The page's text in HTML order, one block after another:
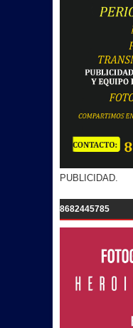
PUBLICIDAD.
8682445785